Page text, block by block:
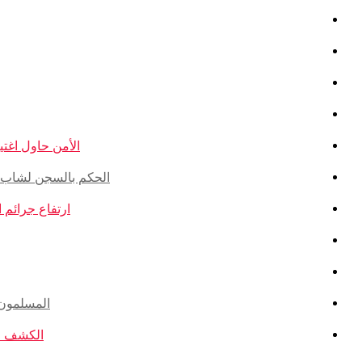
الأمن حاول
الحكم بالسجن لشاب ذو
ارتفاع جرائم الكراهية
المسلمون
الكشف